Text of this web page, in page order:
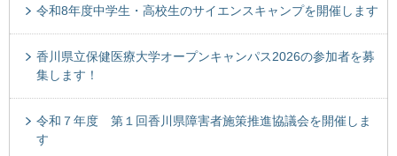
令和8年度中学生・高校生のサイエンスキャンプを開催します
香川県立保健医療大学オープンキャンパス2026の参加者を募
集します！
令和７年度 第１回香川県障害者施策推進協議会を開催しま
す